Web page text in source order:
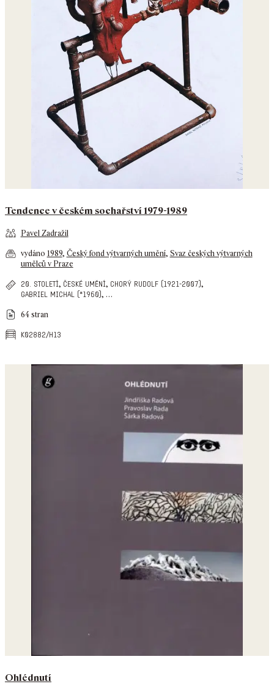
Tendence v českém sochařství 1979-1989
Pavel Zadražil
vydáno 1989, Český fond výtvarných umění, Svaz českých výtvarných
umělců v Praze
20. století, české umění, chorý rudolf (1921-2007),
gabriel michal (*1960), …
64 stran
k02882/h13
Ohlédnutí